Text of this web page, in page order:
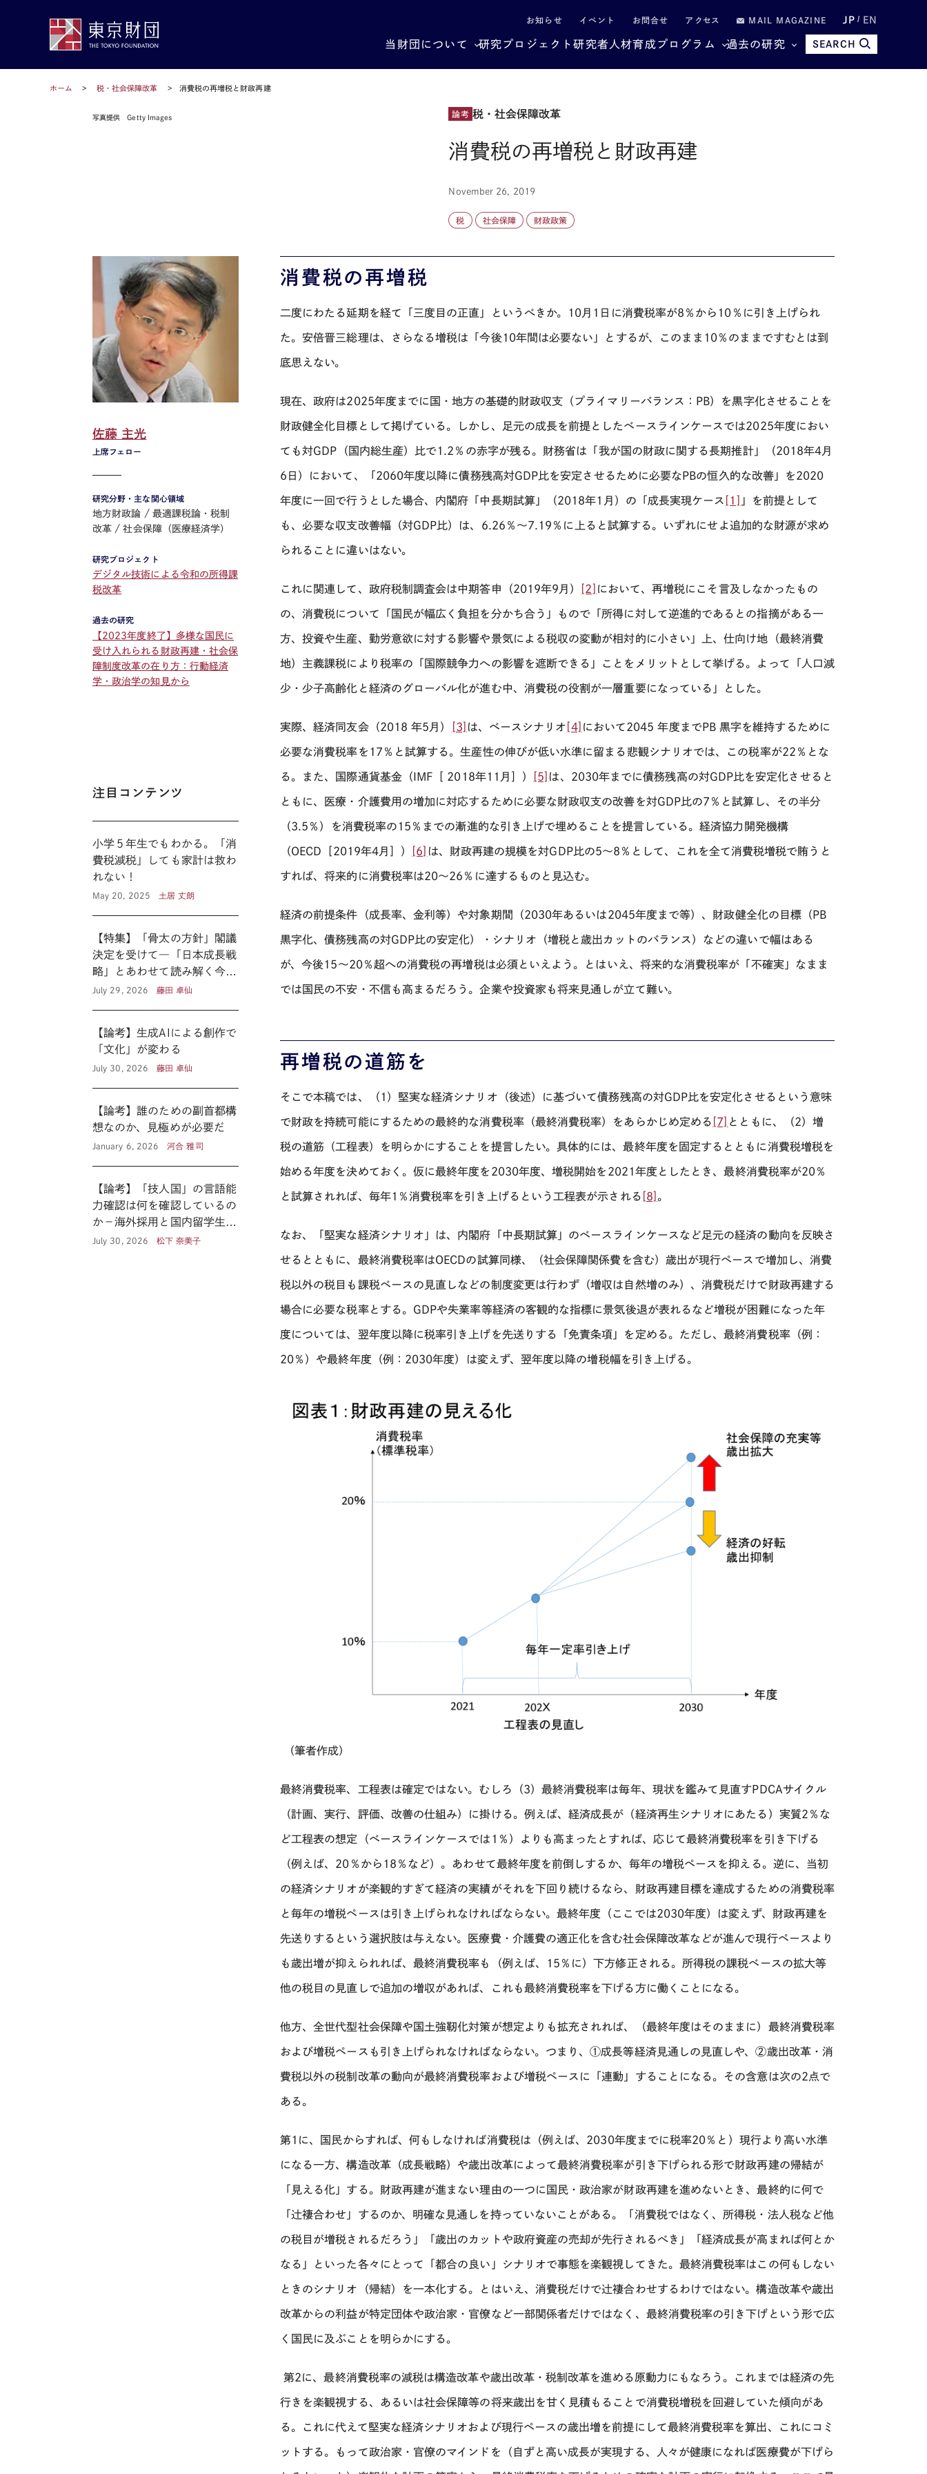
お知らせ イベント お問合せ アクセス MAIL MAGAZINE JP EN
当財団について 研究プロジェクト研究者 人材育成プログラム 過去の研究 SEARCH
ホーム 税・社会保障改革 消費税の再増税と財政再建
写真提供 Getty Images 論考 税・社会保障改革
消費税の再増税と財政再建
November 26, 2019
税 社会保障 財政政策
消費税の再増税
二度にわたる延期を経て「三度目の正直」というべきか。 10月 1 日に消費税率が8 ％から 10 ％に引き上げられ
た。安倍晋三総理は、さらなる増税は「今後10年間は必要ない」とするが、このまま 10％のままですむとは到
底思えない。
現在、政府は2025年度までに国・地方の基礎的財政収支（プライマリーバランス： PB）を黒字化させることを
財政健全化目標として掲げている。しかし、足元の成長を前提としたベースラインケースでは2025年度におい
ても対GDP （国内総生産）比で1.2 ％の赤字が残る。財務省は「我が国の財政に関する長期推計」（2018年4月
6 日）において、「 2060年度以降に債務残高対GDP 比を安定させるために必要な PBの恒久的な改善」を2020
年度に一回で行うとした場合、内閣府「中長期試算」（2018年1 月）の「成長実現ケース [1] 」を前提として
も、必要な収支改善幅（対GDP 比）は、 6.26 ％～7.19 ％に上ると試算する。いずれにせよ追加的な財源が求め
られることに違いはない。
これに関連して、政府税制調査会は中期答申（2019年9 月） [2] において、再増税にこそ言及しなかったもの
の、消費税について「国民が幅広く負担を分かち合う」もので「所得に対して逆進的であるとの指摘がある一
方、投資や生産、勤労意欲に対する影響や景気による税収の変動が相対的に小さい」上、仕向け地（最終消費
地）主義課税により税率の「国際競争力への影響を遮断できる」ことをメリットとして挙げる。よって「人口減
少・少子高齢化と経済のグローバル化が進む中、消費税の役割が一層重要になっている」とした。
実際、経済同友会（2018年5 月） [3] は、ベースシナリオ [4] において2045年度までPB黒字を維持するために
必要な消費税率を 17 ％と試算する。生産性の伸びが低い水準に留まる悲観シナリオでは、この税率が22 ％とな
る。また、国際通貨基金（ IMF 2018年11 月］） [5] は、 2030年までに債務残高の対GDP 比を安定化させると
ともに、医療・介護費用の増加に対応するために必要な財政収支の改善を対GDP比の7 ％と試算し、その半分
（3.5 ％）を消費税率の15 ％までの漸進的な引き上げで埋めることを提言している。経済協力開発機構
（OECD 2019年4月］） [6] は、財政再建の規模を対GDP比の5～8 ％として、これを全て消費税増税で賄うと
すれば、将来的に消費税率は20～26 ％に達するものと見込む。
経済の前提条件（成長率、金利等）や対象期間（2030年あるいは2045年度まで等）、財政健全化の目標（ PB
黒字化、債務残高の対GDP 比の安定化）・シナリオ（増税と歳出カットのバランス）などの違いで幅はある
が、今後15～20％超への消費税の再増税は必須といえよう。とはいえ、将来的な消費税率が「不確実」なまま
では国民の不安・不信も高まるだろう。企業や投資家も将来見通しが立て難い。
再増税の道筋を
そこで本稿では、（ 1 ）堅実な経済シナリオ（後述）に基づいて債務残高の対GDP 比を安定化させるという意味
で財政を持続可能にするための最終的な消費税率（最終消費税率）をあらかじめ定める [7] とともに、（2）増
税の道筋（工程表）を明らかにすることを提言したい。具体的には、最終年度を固定するとともに消費税増税を
始める年度を決めておく。仮に最終年度を 2030年度、増税開始を 2021 年度としたとき、最終消費税率が20％
と試算されれば、毎年1 ％消費税率を引き上げるという工程表が示される [8] 。
なお、「堅実な経済シナリオ」は、内閣府「中長期試算」のベースラインケースなど足元の経済の動向を反映さ
せるとともに、最終消費税率はOECDの試算同様、（社会保障関係費を含む）歳出が現行ペースで増加し、消費
税以外の税目も課税ベースの見直しなどの制度変更は行わず（増収は自然増のみ）、消費税だけで財政再建する
場合に必要な税率とする。 GDPや失業率等経済の客観的な指標に景気後退が表れるなど増税が困難になった年
度については、翌年度以降に税率引き上げを先送りする「免責条項」を定める。ただし、最終消費税率（例：
20％）や最終年度（例： 2030年度）は変えず、翌年度以降の増税幅を引き上げる。
（筆者作成）
最終消費税率、工程表は確定ではない。むしろ（3）最終消費税率は毎年、現状を鑑みて見直すPDCAサイクル
（計画、実行、評価、改善の仕組み）に掛ける。例えば、経済成長が（経済再生シナリオにあたる）実質2 ％な
ど工程表の想定（ベースラインケースでは 1 ％）よりも高まったとすれば、応じて最終消費税率を引き下げる
（例えば、 20 ％から 18 ％など）。あわせて最終年度を前倒しするか、毎年の増税ペースを抑える。逆に、当初
の経済シナリオが楽観的すぎて経済の実績がそれを下回り続けるなら、財政再建目標を達成するための消費税率
と毎年の増税ペースは引き上げられなければならない。最終年度（ここでは2030年度）は変えず、財政再建を
先送りするという選択肢は与えない。医療費・介護費の適正化を含む社会保障改革などが進んで現行ペースより
も歳出増が抑えられれば、最終消費税率も（例えば、 15 ％に）下方修正される。所得税の課税ベースの拡大等
他の税目の見直しで追加の増収があれば、これも最終消費税率を下げる方に働くことになる。
他方、全世代型社会保障や国土強靭化対策が想定よりも拡充されれば、（最終年度はそのままに）最終消費税率
および増税ペースも引き上げられなければならない。つまり、①成長等経済見通しの見直しや、②歳出改革・消
費税以外の税制改革の動向が最終消費税率および増税ペースに「連動」することになる。その含意は次の2点で
ある。
第1 に、国民からすれば、何もしなければ消費税は（例えば、 2030年度までに税率20％と）現行より高い水準
になる一方、構造改革（成長戦略）や歳出改革によって最終消費税率が引き下げられる形で財政再建の帰結が
「見える化」する。財政再建が進まない理由の一つに国民・政治家が財政再建を進めないとき、最終的に何で
「辻褄合わせ」するのか、明確な見通しを持っていないことがある。「消費税ではなく、所得税・法人税など他
の税目が増税されるだろう」「歳出のカットや政府資産の売却が先行されるべき」「経済成長が高まれば何とか
なる」といった各々にとって「都合の良い」シナリオで事態を楽観視してきた。最終消費税率はこの何もしない
ときのシナリオ（帰結）を一本化する。とはいえ、消費税だけで辻褄合わせするわけではない。構造改革や歳出
改革からの利益が特定団体や政治家・官僚など一部関係者だけではなく、最終消費税率の引き下げという形で広
く国民に及ぶことを明らかにする。
第2に、最終消費税率の減税は構造改革や歳出改革・税制改革を進める原動力にもなろう。これまでは経済の先
行きを楽観視する、あるいは社会保障等の将来歳出を甘く見積もることで消費税増税を回避していた傾向があ
る。これに代えて堅実な経済シナリオおよび現行ペースの歳出増を前提にして最終消費税率を算出、これにコミ
ットする。もって政治家・官僚のマインドを（自ずと高い成長が実現する、人々が健康になれば医療費が下げら
上席フェロー
佐藤 主光
研究分野・主な関心領域
地方財政論
最適課税論・税制
改革
社会保障（医療経済学）
研究プロジェクト
デジタル技術による令和の所得課
税改革
過去の研究
【2023年度終了】多様な国民に
受け入れられる財政再建・社会保
障制度改革の在り方：行動経済
学・政治学の知見から
注目コンテンツ
小学５年生でもわかる。「消
費税減税」しても家計は救わ
れない！
May 20, 2025 土居 丈朗
【特集】「骨太の方針」閣議
決定を受けて―「日本成長戦
略」とあわせて読み解く今後
の医療政策―
July 29, 2026 藤田 卓仙
【論考】生成AIによる創作で
「文化」が変わる
July 30, 2026 藤田 卓仙
【論考】誰のための副首都構
想なのか、見極めが必要だ
January 6, 2026 河合 雅司
【論考】「技人国」の言語能
力確認は何を確認しているの
か－海外採用と国内留学生の
あいだ
July 30, 2026 松下 奈美子